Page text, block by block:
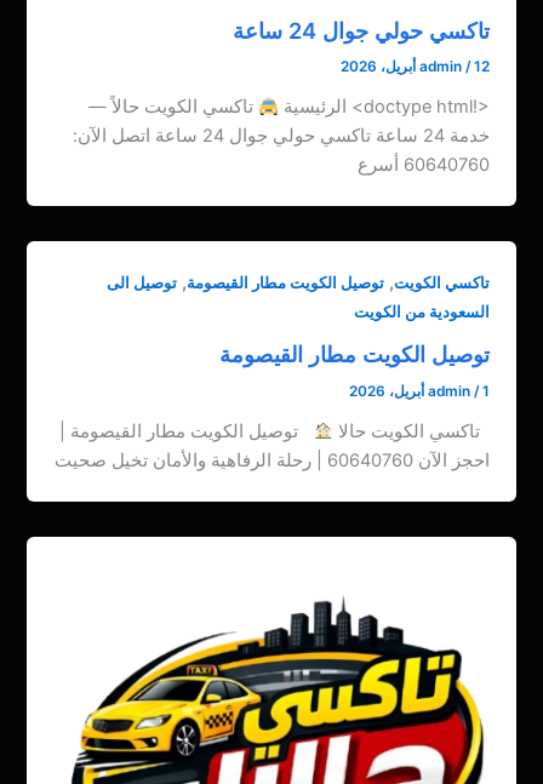
تاكسي حولي جوال 24 ساعة
admin /12 أبريل، 2026
<!doctype html> الرئيسية
تاكسي الكويت حالاً —
خدمة 24 ساعة تاكسي حولي جوال 24 ساعة اتصل الآن:
60640760 أسرع
تاكسي الكويت,توصيل الكويت مطار القيصومة,توصيل الى
السعودية من الكويت
توصيل الكويت مطار القيصومة
admin /1 أبريل، 2026
تاكسي الكويت حالا
توصيل الكويت مطار القيصومة |
احجز الآن 60640760 | رحلة الرفاهية والأمان تخيل صحيت